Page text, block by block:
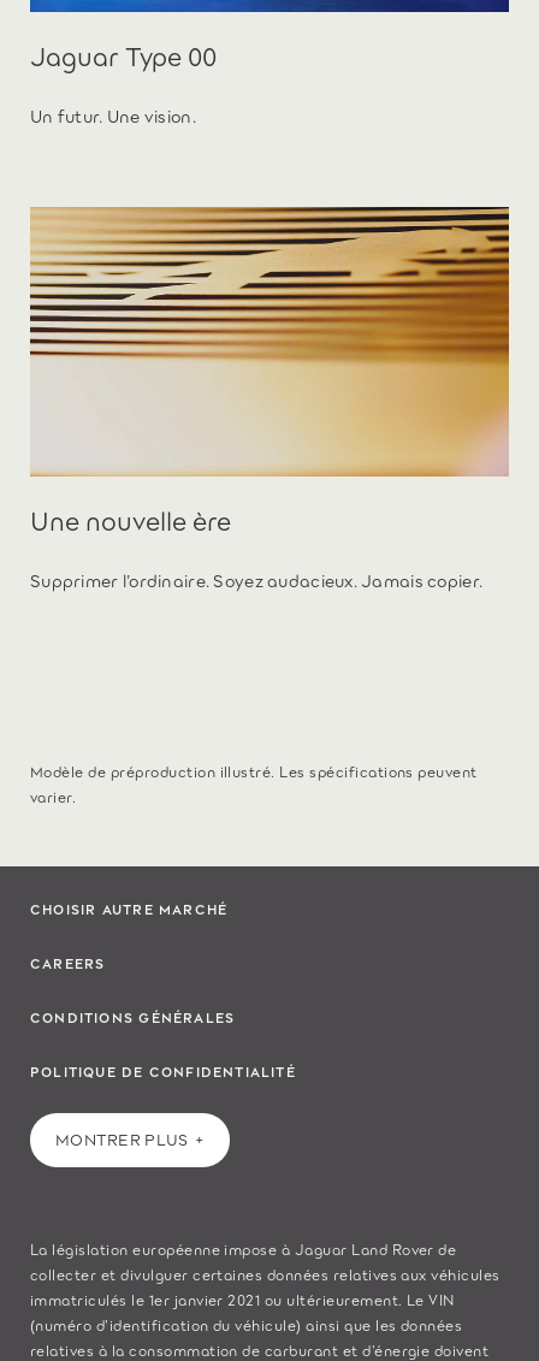
Jaguar Type 00
Un futur. Une vision.
Une nouvelle ère
Supprimer l’ordinaire. Soyez audacieux. Jamais copier.
Modèle de préproduction illustré. Les spécifications peuvent
varier.
CHOISIR AUTRE MARCHÉ
CAREERS
CONDITIONS GÉNÉRALES
POLITIQUE DE CONFIDENTIALITÉ
MONTRER PLUS
La législation européenne impose à Jaguar Land Rover de
collecter et divulguer certaines données relatives aux véhicules
immatriculés le 1er janvier 2021 ou ultérieurement. Le VIN
(numéro d’identification du véhicule) ainsi que les données
relatives à la consommation de carburant et d’énergie doivent